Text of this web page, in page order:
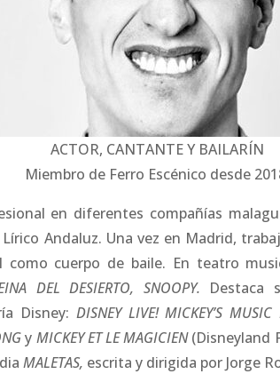
ACTOR, CANTANTE Y BAILARÍN
Miembro de Ferro Escénico desde
en diferentes compañías
Andaluz. Una vez en Madrid,
como cuerpo de baile. En teatro
DEL DESIERTO, SNOOPY. Destaca
Disney: DISNEY LIVE! MICKEY’S MUSIC
y MICKEY ET LE MAGICIEN(Disneyland
MALETAS, escrita y dirigida por Jorge